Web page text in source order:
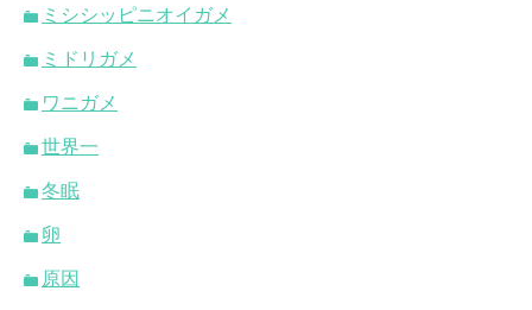
ミシシッピニオイガメ
ミドリガメ
ワニガメ
世界一
冬眠
卵
原因